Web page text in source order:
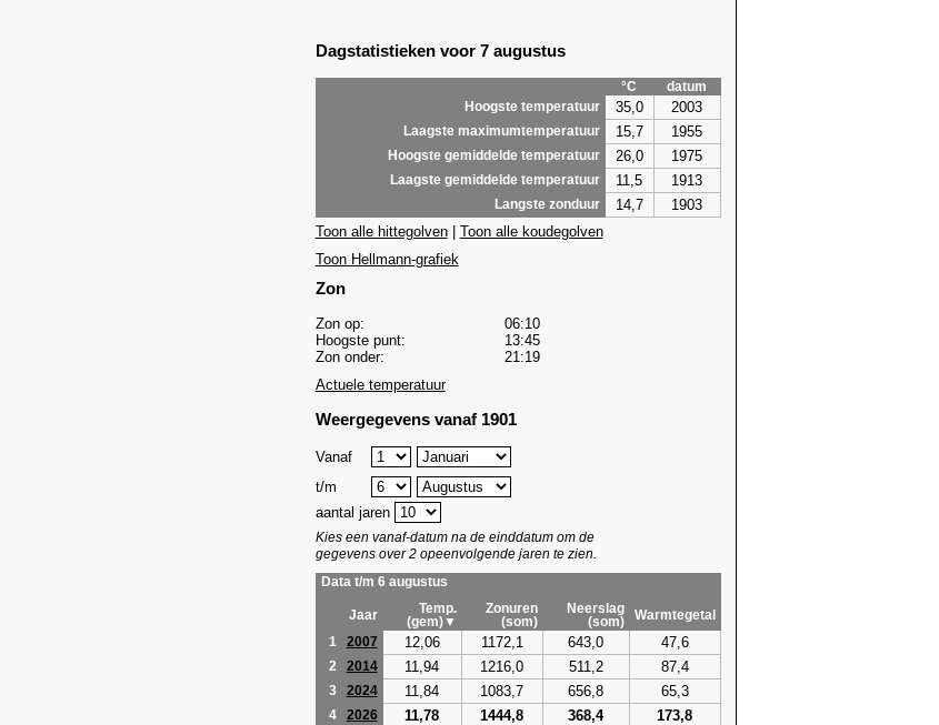
Dagstatistieken voor 7 augustus
°C
datum
Hoogste temperatuur
35,0 2003
Laagste maximumtemperatuur 15,7 1955
Hoogste gemiddelde temperatuur 26,0 1975
Laagste gemiddelde temperatuur 11,5 1913
Langste zonduur 14,7
1903
Toon alle hittegolven| Toon alle koudegolven
Toon Hellmann-grafiek
Zon
Zon op:
06:10
Hoogste punt:
13:45
Zon onder:
21:19
Actuele temperatuur
Weergegevens vanaf 1901
Vanaf
t/m
aantal jaren
Kies een vanaf-datum na de einddatum om de
gegevens over 2 opeenvolgende jaren te zien.
Data t/m 6 augustus
Jaar
Temp.
(gem)▼
Zonuren
(som)
Neerslag
(som)
Warmtegetal
1
2007 12,06 1172,1 643,0 47,6
2 2014 11,94 1216,0 511,2 87,4
3 2024 11,84 1083,7 656,8 65,3
4 2026 11,78 1444,8 368,4 173,8